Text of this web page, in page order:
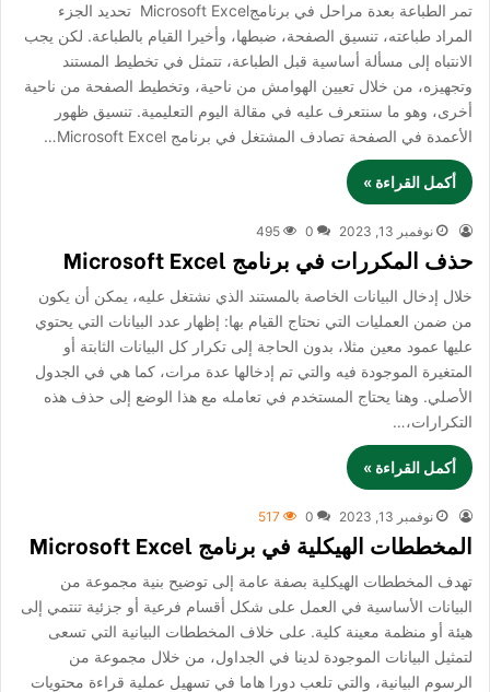
تمر الطباعة بعدة مراحل في برنامجMicrosoft Excel تحديد الجزء
المراد طباعته، تنسيق الصفحة، ضبطها، وأخيرا القيام بالطباعة. لكن يجب
الانتباه إلى مسألة أساسية قبل الطباعة، تتمثل في تخطيط المستند
وتجهيزه، من خلال تعيين الهوامش من ناحية، وتخطيط الصفحة من ناحية
أخرى، وهو ما سنتعرف عليه في مقالة اليوم التعليمية. تنسيق ظهور
الأعمدة في الصفحة تصادف المشتغل في برنامج Microsoft Excel…
أكمل القراءة »
نوفمبر 13, 2023 0
495
حذف المكررات في برنامج Microsoft Excel
خلال إدخال البيانات الخاصة بالمستند الذي نشتغل عليه، يمكن أن يكون
من ضمن العمليات التي نحتاج القيام بها: إظهار عدد البيانات التي يحتوي
عليها عمود معين مثلا، بدون الحاجة إلى تكرار كل البيانات الثابتة أو
المتغيرة الموجودة فيه والتي تم إدخالها عدة مرات، كما هي في الجدول
الأصلي. وهنا يحتاج المستخدم في تعامله مع هذا الوضع إلى حذف هذه
التكرارات،…
أكمل القراءة »
نوفمبر 13, 2023 0
517
المخططات الهيكلية في برنامج Microsoft Excel
تهدف المخططات الهيكلية بصفة عامة إلى توضيح بنية مجموعة من
البيانات الأساسية في العمل على شكل أقسام فرعية أو جزئية تنتمي إلى
هيئة أو منظمة معينة كلية. على خلاف المخططات البيانية التي تسعى
لتمثيل البيانات الموجودة لدينا في الجداول، من خلال مجموعة من
الرسوم البيانية، والتي تلعب دورا هاما في تسهيل عملية قراءة محتويات